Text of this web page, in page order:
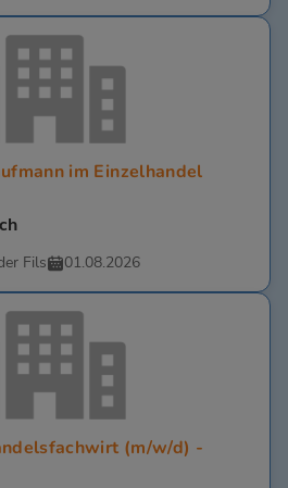
im Einzelhandel
Fils 01.08.2026
(m/w/d) -